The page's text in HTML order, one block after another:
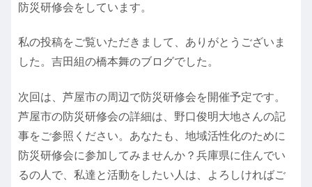
防災研修会をしています。
私の投稿をご覧いただきまして、ありがとうございま
した。吉田組の橋本舞のブログでした。
次回は、芦屋市の周辺で防災研修会を開催予定です。
芦屋市の防災研修会の詳細は、野口俊明大地さんの記
事をご参照ください。あなたも、地域活性化のために
防災研修会に参加してみませんか？兵庫県に住んでい
るの人で、私達と活動をしたい人は、よろしければご